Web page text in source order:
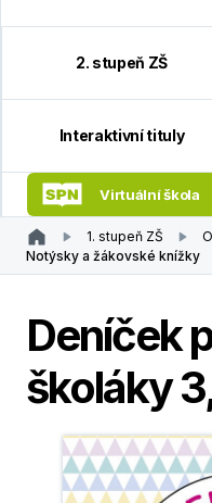
2. stupeň ZŠ
Interaktivní tituly
Virtuální škola
1. stupeň ZŠ
Notýsky a žákovské knížky
Deníček
školáky